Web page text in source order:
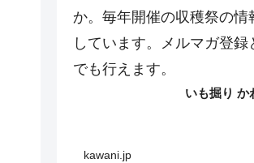
か。毎年開催の収穫祭の情
しています。メルマガ登録
でも行えます。
いも掘り か
kawani.jp